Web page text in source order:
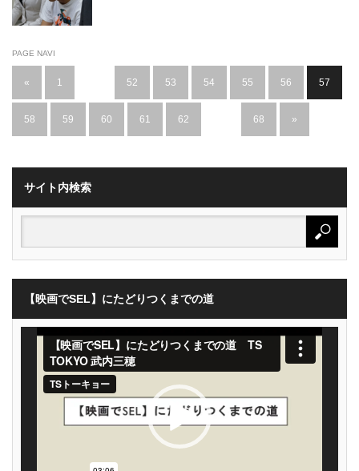
PAGE NAVI
« 1 52 53 54 55 56 57
58 59 60 61 62 68 »
サイト内検索
【映画でSEL】にたどりつくまでの道